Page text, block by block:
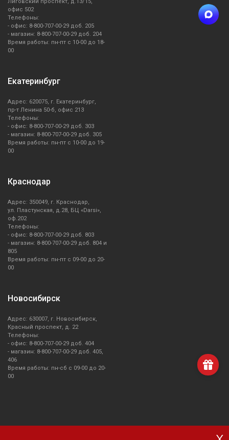
Лиговский проспект, д.13/15,
офис 502
Телефоны:
- офис: 8-800-707-00-29 доб. 205
- магазин: 8-800-707-00-29 доб. 204
Время работы: пн-пт с 10-00 до 18-
00
Екатеринбург
Адрес: 620075, г. Екатеринбург,
пр-т Ленина 50-б, офис 213
Телефоны:
- офис: 8-800-707-00-29 доб. 303
- магазин: 8-800-707-00-29 доб. 305
Время работы: пн-пт с 10-00 до 19-
00
Краснодар
Адрес: 350049, г. Краснодар,
ул. Пластунская, д.28, БЦ «Darsi»,
оф.202
Телефоны:
- офис: 8-800-707-00-29 доб. 803
- магазин: 8-800-707-00-29 доб. 804 и
805
Время работы: пн-пт с 09-00 до 20-
00
Новосибирск
Адрес: 630007, г. Новосибирск,
Красный проспект, д. 22
Телефоны:
- офис: 8-800-707-00-29 доб. 404
- магазин: 8-800-707-00-29 доб. 405,
406
Время работы: пн-сб с 09-00 до 20-
00